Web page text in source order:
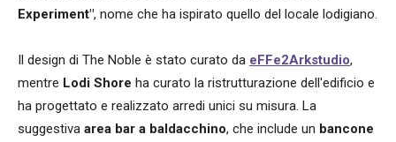
Experiment", nome che ha ispirato quello del locale lodigiano.
Il design di The Noble è stato curato da eFFe2Arkstudio,
mentre Lodi Shore ha curato la ristrutturazione dell'edificio e
ha progettato e realizzato arredi unici su misura. La
suggestiva area bar a baldacchino, che include un bancone